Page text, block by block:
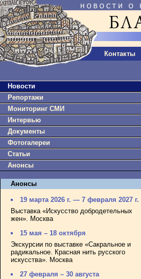
Контакты
Новости
Репортажи
Мониторинг СМИ
Интервью
Документы
Фотогалереи
Статьи
Анонсы
Анонсы
19 марта 2026 г. — 7 февраля 2027 г.
Выставка «Искусство добродетельных
жен». Москва
15 мая – 18 октября
Экскурсии по выставке «Сакральное и
радикальное. Красная нить русского
искусства». Москва
27 февраля – 30 августа